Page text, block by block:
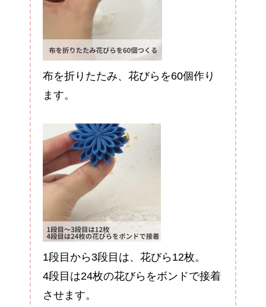
布を折りたたみ、花びらを60個作り
ます。
1段目から3段目は、花びら12枚。
4段目は24枚の花びらをボンドで接着
させます。